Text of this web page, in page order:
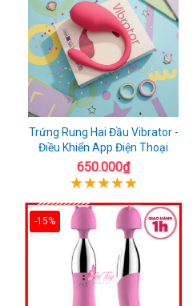
Trứng Rung Hai Đầu Vibrator -
Điều Khiển App Điện Thoại
650.000₫
-15%